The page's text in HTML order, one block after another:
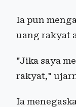
Ia pun
uang rakyat
"Jika saya
rakyat,"
Ia